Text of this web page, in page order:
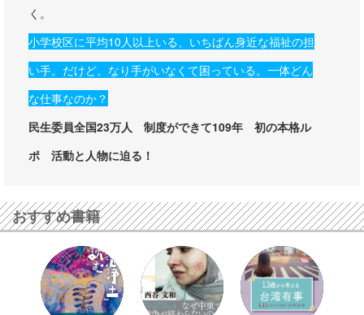
く。
小学校区に平均10人以上いる、いちばん身近な福祉の担
い手。だけど。なり手がいなくて困っている。一体どん
な仕事なのか？
民生委員全国23万人 制度ができて109年 初の本格ル
ポ 活動と人物に迫る！
おすすめ書籍